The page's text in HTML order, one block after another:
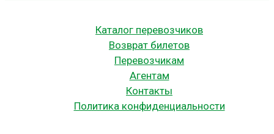
Каталог перевозчиков
Возврат билетов
Перевозчикам
Агентам
Контакты
Политика конфиденциальности